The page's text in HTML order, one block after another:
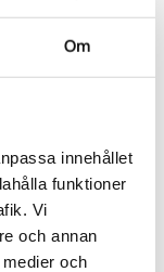
Om
innehållet
funktioner
Vi
och annan
och